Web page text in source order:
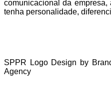
comunicacional da
tenha personalidade,
SPPR Logo Design by
Agency